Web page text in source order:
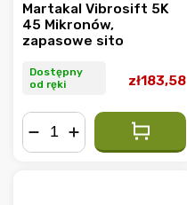
Martakal Vibrosift 5K
45 Mikronów,
zapasowe sito
Dostępny
od ręki
zł183,58